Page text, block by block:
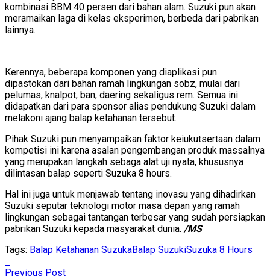
kombinasi BBM 40 persen dari bahan alam. Suzuki pun akan
meramaikan laga di kelas eksperimen, berbeda dari pabrikan
lainnya.
Kerennya, beberapa komponen yang diaplikasi pun
dipastokan dari bahan ramah lingkungan sobz, mulai dari
pelumas, knalpot, ban, daering sekaligus rem. Semua ini
didapatkan dari para sponsor alias pendukung Suzuki dalam
melakoni ajang balap ketahanan tersebut.
Pihak Suzuki pun menyampaikan faktor keiukutsertaan dalam
kompetisi ini karena asalan pengembangan produk massalnya
yang merupakan langkah sebaga alat uji nyata, khususnya
dilintasan balap seperti Suzuka 8 hours.
Hal ini juga untuk menjawab tentang inovasu yang dihadirkan
Suzuki seputar teknologi motor masa depan yang ramah
lingkungan sebagai tantangan terbesar yang sudah persiapkan
pabrikan Suzuki kepada masyarakat dunia. /MS
Tags: Balap Ketahanan SuzukaBalap SuzukiSuzuka 8 Hours
Previous Post